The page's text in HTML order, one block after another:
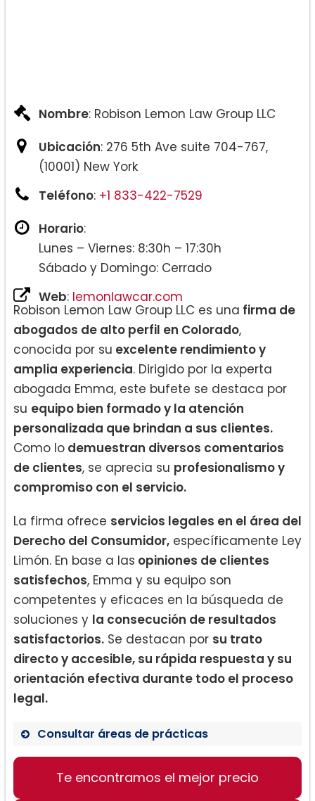
Nombre: Robison Lemon Law Group LLC
Ubicación: 276 5th Ave suite 704-767,
(10001) New York
Teléfono: +1 833-422-7529
Horario:
Lunes – Viernes: 8:30h – 17:30h
Sábado y Domingo: Cerrado
Web: lemonlawcar.com
Robison Lemon Law Group LLC es una firma de
abogados de alto perfil en Colorado,
conocida por su excelente rendimiento y
amplia experiencia. Dirigido por la experta
abogada Emma, este bufete se destaca por
su equipo bien formado y la atención
personalizada que brindan a sus clientes.
Como lo demuestran diversos comentarios
de clientes, se aprecia su profesionalismo y
compromiso con el servicio.
La firma ofrece servicios legales en el área del
Derecho del Consumidor, específicamente Ley
Limón. En base a las opiniones de clientes
satisfechos, Emma y su equipo son
competentes y eficaces en la búsqueda de
soluciones y la consecución de resultados
satisfactorios. Se destacan por su trato
directo y accesible, su rápida respuesta y su
orientación efectiva durante todo el proceso
legal.
Consultar áreas de prácticas
Consumers’ Law
Te encontramos el mejor precio